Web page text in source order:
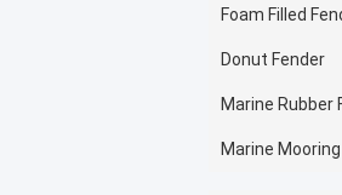
Foam Filled
Donut Fender
Marine Rubber
Marine